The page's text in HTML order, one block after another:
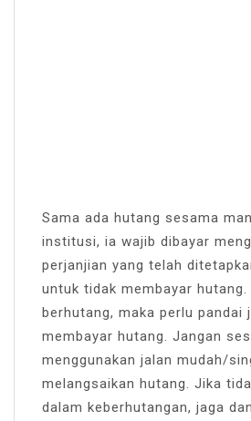
Sama ada hutang sesama
institusi, ia wajib dibayar
perjanjian yang telah
untuk tidak membayar hutang.
berhutang, maka perlu pandai
membayar hutang. Jangan
menggunakan jalan mudah/
melangsaikan hutang. Jika
dalam keberhutangan, jaga